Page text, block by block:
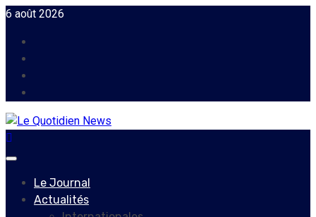
Skip
content
6 août 2026
Primary
Le Journal
Actualités